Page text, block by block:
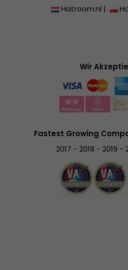
Hatroom.nl |
Wir
Fastest Growing
2017 - 2018 - 2019 -